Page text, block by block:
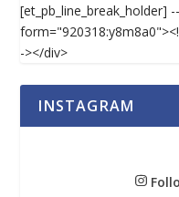
[et_pb_line_break_holder]
-></div>
INSTAGRAM